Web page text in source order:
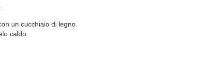
un cucchiaio di legno.
caldo.